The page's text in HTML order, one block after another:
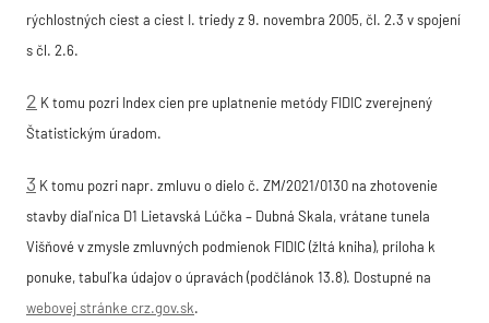
rýchlostných ciest a ciest I. triedy z 9. novembra 2005, čl. 2.3 v spojení
s čl. 2.6.
2 K tomu pozri Index cien pre uplatnenie metódy FIDIC zverejnený
Štatistickým úradom.
3 K tomu pozri napr. zmluvu o dielo č. ZM/2021/0130 na zhotovenie
stavby diaľnica D1 Lietavská Lúčka – Dubná Skala, vrátane tunela
Višňové v zmysle zmluvných podmienok FIDIC (žltá kniha), príloha k
ponuke, tabuľka údajov o úpravách (podčlánok 13.8). Dostupné na
webovej stránke crz.gov.sk.